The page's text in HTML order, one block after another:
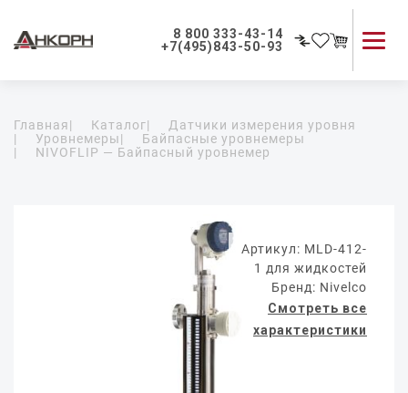
8 800 333-43-14
+7(495)843-50-93
Применение приборов
Главная| Каталог|
Датчики измерения уровня
|
Уровнемеры|
Байпасные уровнемеры
|
NIVOFLIP — Байпасный уровнемер
Артикул: MLD-412-
1 для жидкостей
Бренд: Nivelco
Смотреть все
характеристики